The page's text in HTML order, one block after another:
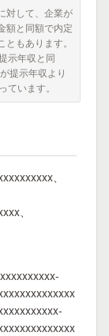
対して、企業が
額と同額で内定
もあります。
示年収と同
提示年収より
ています。
、
、